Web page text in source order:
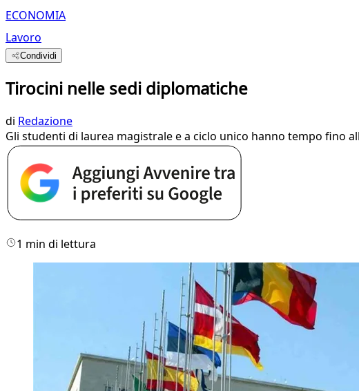
ECONOMIA
Lavoro
Condividi
Tirocini nelle sedi diplomatiche
di Redazione
Gli studenti di laurea magistrale e a ciclo unico hanno tempo fino
1 min di lettura